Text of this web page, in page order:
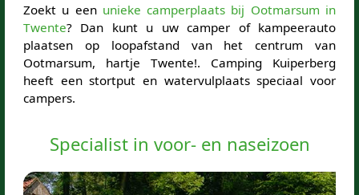
Zoekt u een unieke camperplaats bij Ootmarsum in
Twente? Dan kunt u uw camper of kampeerauto
plaatsen op loopafstand van het centrum van
Ootmarsum, hartje Twente!. Camping Kuiperberg
heeft een stortput en watervulplaats speciaal voor
campers.
Specialist in voor- en naseizoen